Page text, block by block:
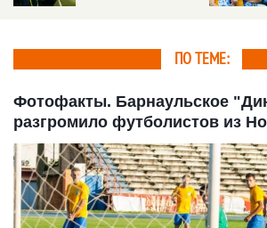
ПО ТЕМЕ:
Фотофакты. Барнаульское
разгромило футболистов из